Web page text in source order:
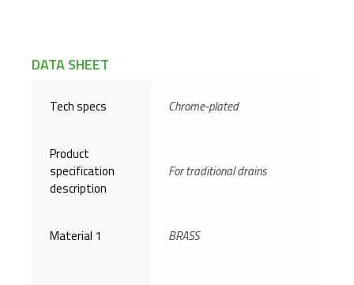
DATA SHEET
Tech specs Chrome-plated
Product
specification
description
For traditional drains
Material 1 BRASS